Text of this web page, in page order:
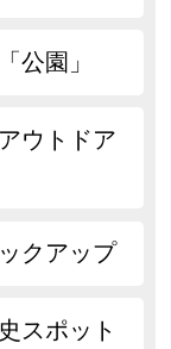
公園」
ウトドア
クアップ
スポット